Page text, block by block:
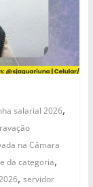
salarial 2026,
na Câmara
da categoria,
, servidor